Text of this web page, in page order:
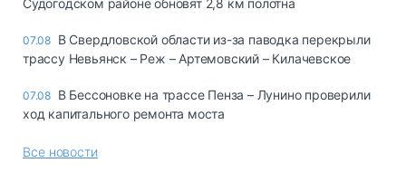
Судогодском районе обновят 2,8 км полотна
07.08 В Свердловской области из-за паводка перекрыли
трассу Невьянск – Реж – Артемовский – Килачевское
07.08 В Бессоновке на трассе Пенза – Лунино проверили
ход капитального ремонта моста
Все новости